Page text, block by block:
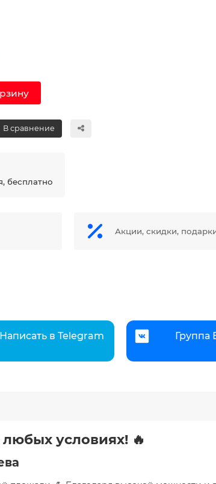
В сравнение
бесплатно
Акции, скидки,
Написать в Telegram Группа
условиях! 🔥